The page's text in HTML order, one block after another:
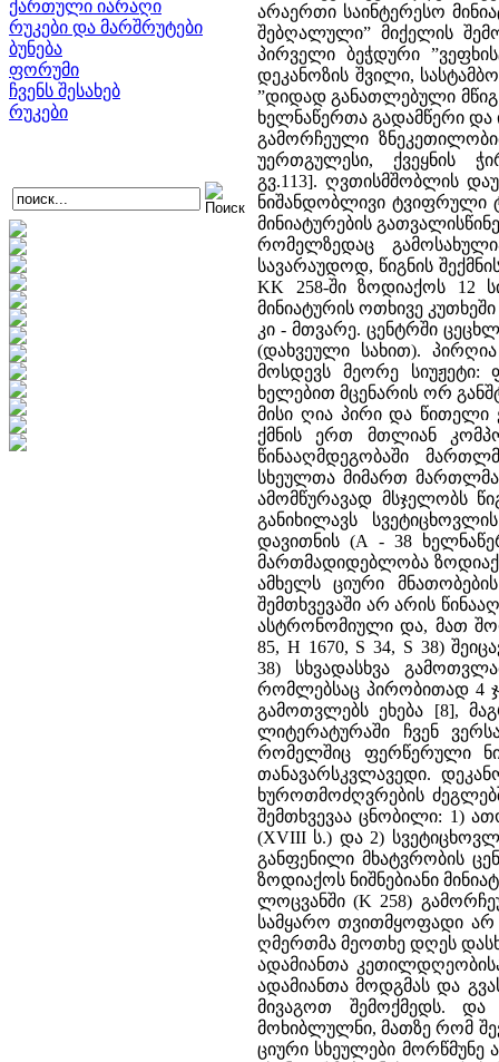
ქართული იარაღი
რუკები და მარშრუტები
ბუნება
ფორუმი
ჩვენს შესახებ
რუკები